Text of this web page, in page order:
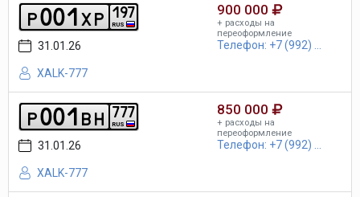
p001xp RUS
197
31.01.26
XALK-777
900 000
+ расходы на
переоформление
Телефон: +7 (992) ...
p001b h RUS
777
31.01.26
XALK-777
850 000
+ расходы на
переоформление
Телефон: +7 (992) ...